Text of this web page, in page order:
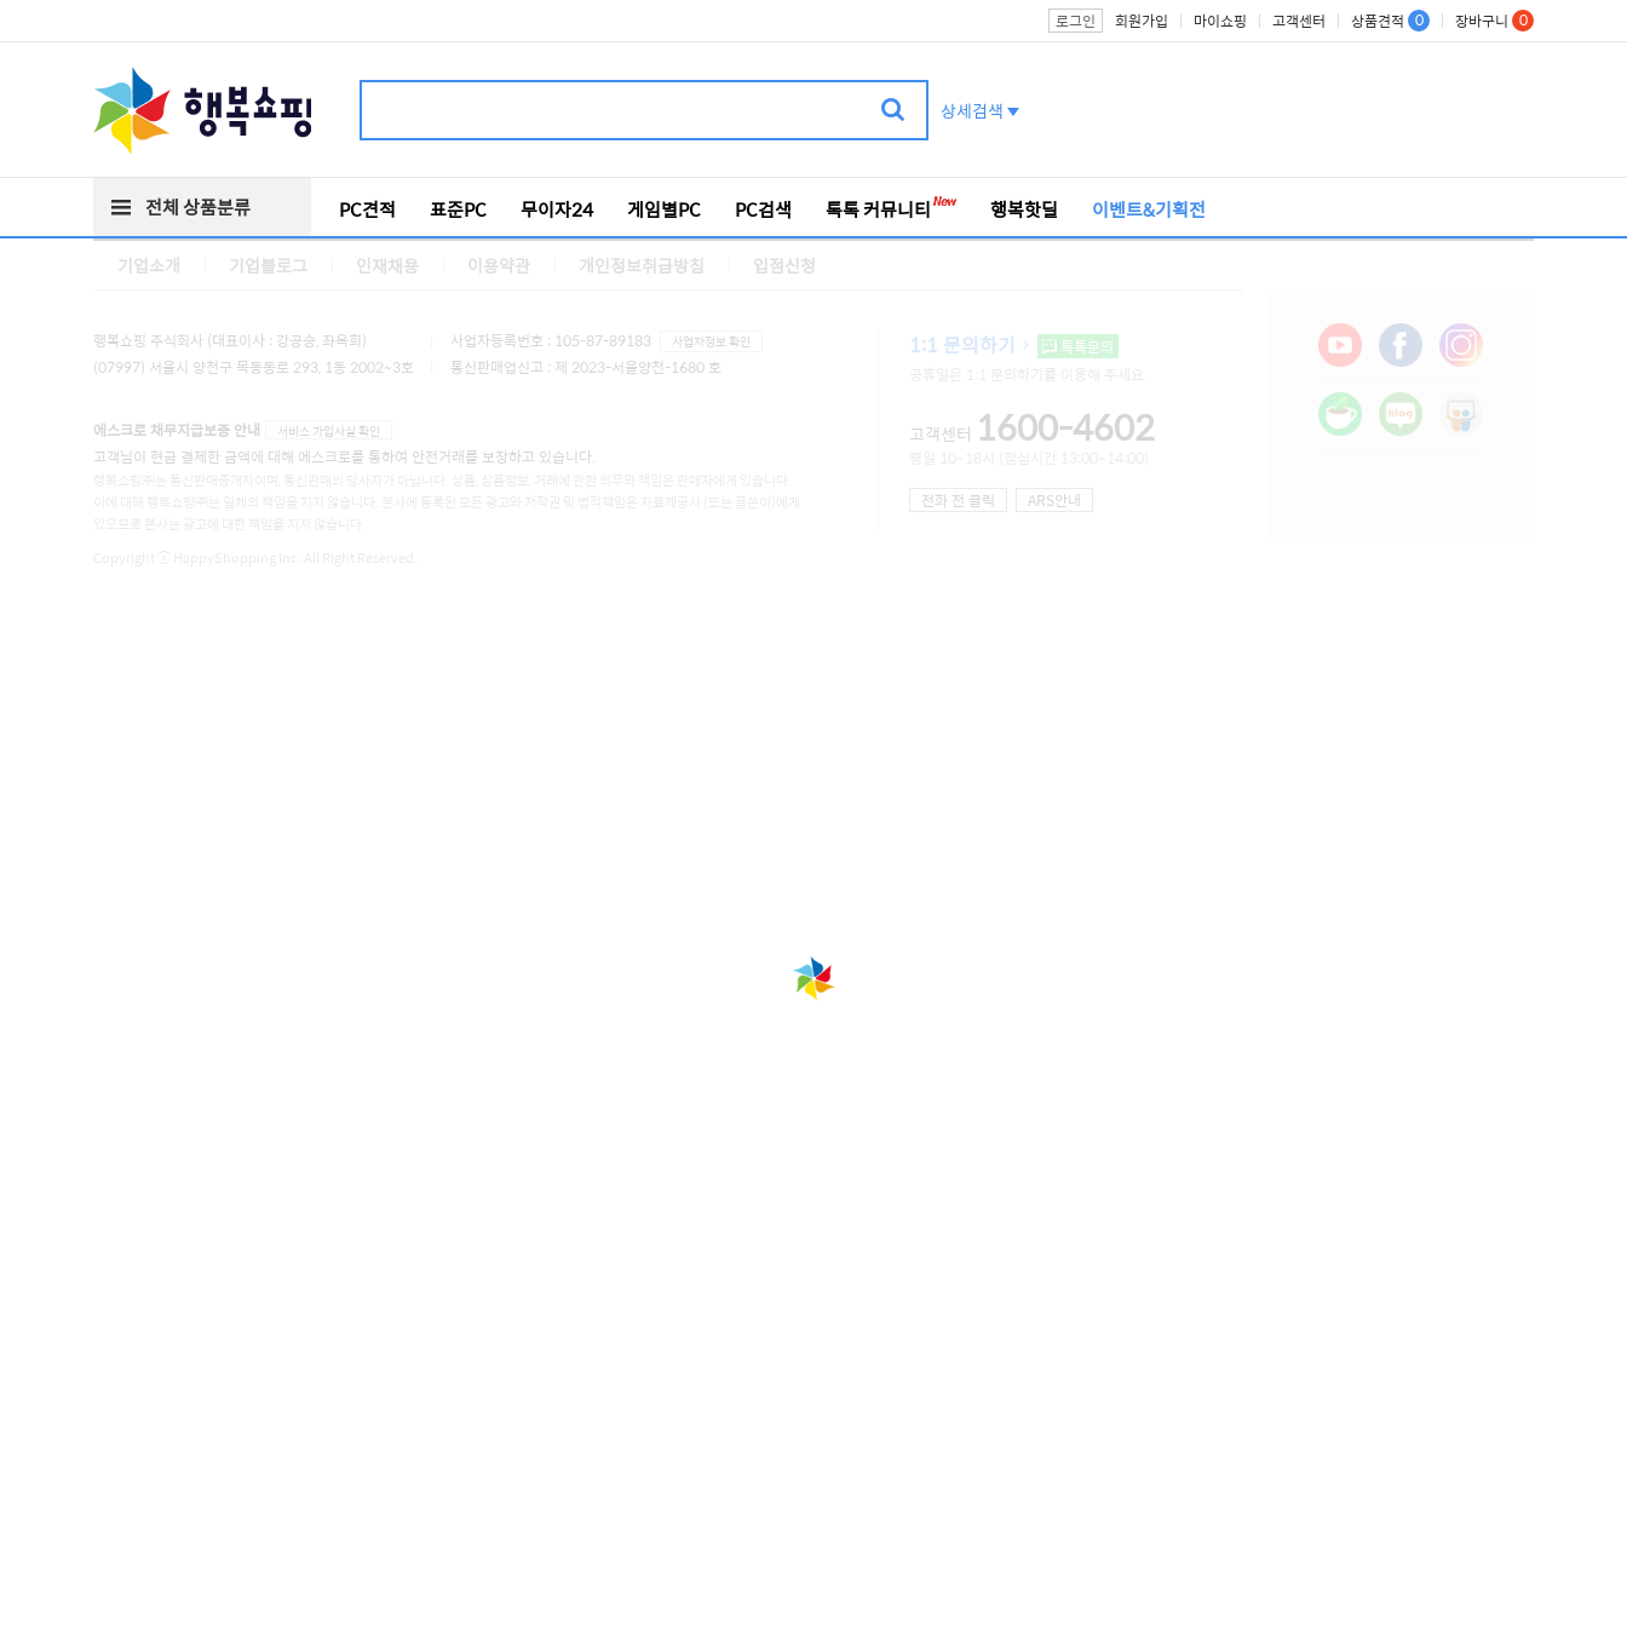
로그인 회원가입 마이쇼핑 고객센터 상품견적 0 장바구니 0
상세검색
전체 상품분류 PC견적 표준PC 무이자24 게임별PC PC검색 톡톡 커뮤니티 행복핫딜 이벤트&기획전
기업소개 기업블로그 인재채용 이용약관 개인정보취급방침 입점신청
행복쇼핑 주식회사 (대표이사 : 강공승, 좌옥희)
(07997) 서울시 양천구 목동동로 293, 1동 2002~3호
사업자등록번호 : 105-87-89183 사업자정보 확인
통신판매업신고 : 제 2023-서울양천-1680 호
에스크로 채무지급보증 안내 서비스 가입사실 확인
고객님이 현금 결제한 금액에 대해 에스크로를 통하여 안전거래를 보장하고 있습니다.
1:1 문의하기
톡톡문의
고객센터 1600-4602
전화 전 클릭
ARS안내